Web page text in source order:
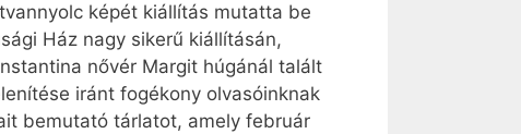
képét kiállítás mutatta be
Ház nagy sikerű kiállításán,
nővér Margit húgánál talált
iránt fogékony olvasóinknak
bemutató tárlatot, amely február